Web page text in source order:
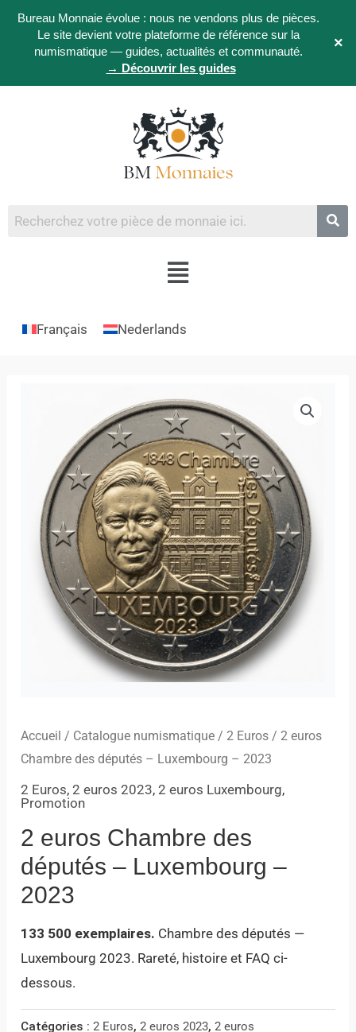
Bureau Monnaie évolue : nous ne vendons plus de pièces.
Le site devient votre plateforme de référence sur la
numismatique — guides, actualités et communauté.
→ Découvrir les guides
×
Français Nederlands
Accueil / Catalogue numismatique /2 Euros / 2 euros
Chambre des députés – Luxembourg – 2023
2 Euros,2 euros 2023,2 euros Luxembourg,
Promotion
2 euros Chambre des
députés – Luxembourg –
2023
133 500 exemplaires. Chambre des députés —
Luxembourg 2023. Rareté, histoire et FAQ ci-
dessous.
Catégories :2 Euros,2 euros 2023,2 euros